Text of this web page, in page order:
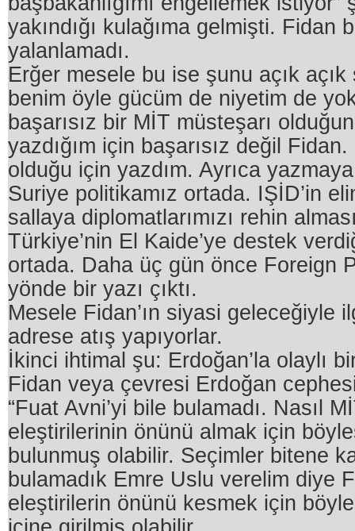
yakındığı kulağıma gelmişti. Fidan
yalanlamadı.
Erğer mesele bu ise şunu açık
benim öyle gücüm de niyetim de
başarısız bir MİT müsteşarı
yazdığım için başarısız değil Fidan.
olduğu için yazdım. Ayrıca
Suriye politikamız ortada. IŞİD’in
sallaya diplomatlarımızı rehin
Türkiye’nin El Kaide’ye destek
ortada. Daha üç gün önce Foreign
yönde bir yazı çıktı.
Mesele Fidan’ın siyasi geleceğiyle
adrese atış yapıyorlar.
İkinci ihtimal şu: Erdoğan’la olaylı
Fidan veya çevresi Erdoğan
“Fuat Avni’yi bile bulamadı. Nasıl
eleştirilerinin önünü almak için
bulunmuş olabilir. Seçimler bitene
bulamadık Emre Uslu verelim diye
eleştirilerin önünü kesmek için